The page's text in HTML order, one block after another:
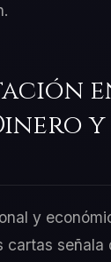
y
y
cartas señala